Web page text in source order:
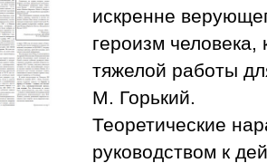
искренне
героизм
тяжелой работы
М. Горький.
Теоретические
руководством к